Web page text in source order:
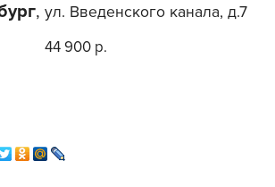
, ул. Введенского канала, д.7
44 900 р.